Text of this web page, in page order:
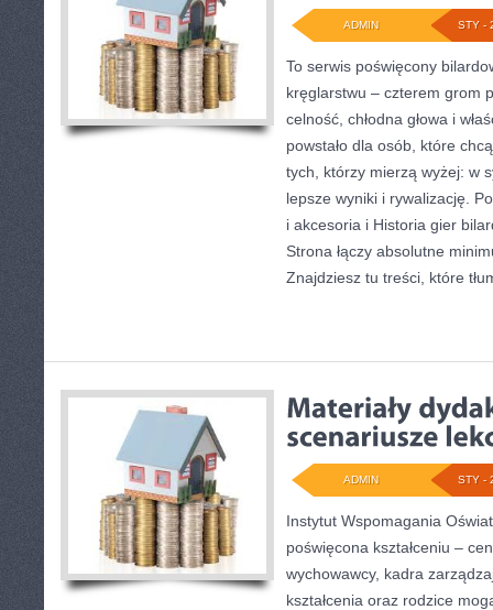
STY -
ADMIN
To serwis poświęcony
kręglarstwu – czterem grom
celność, chłodna głowa i
powstało dla osób, które
tych, którzy mierzą wyżej: w
lepsze wyniki i rywalizację.
i akcesoria i Historia gier
Strona łączy absolutne
Znajdziesz tu treści, które
STY -
ADMIN
Instytut Wspomagania
poświęcona kształceniu –
wychowawcy, kadra
kształcenia oraz rodzice